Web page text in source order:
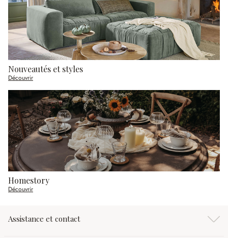
Nouveautés et styles
Découvrir
Homestory
Découvrir
Assistance et contact